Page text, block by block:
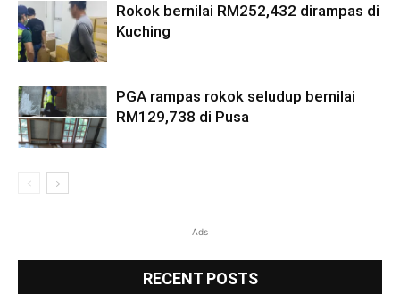
Rokok bernilai RM252,432 dirampas di
Kuching
PGA rampas rokok seludup bernilai
RM129,738 di Pusa
Ads
RECENT POSTS